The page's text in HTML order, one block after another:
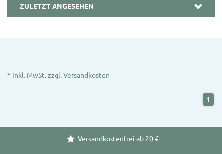
ZULETZT ANGESEHEN
* Inkl. MwSt. zzgl.Versandkosten
1
Versandkostenfrei ab 20 €